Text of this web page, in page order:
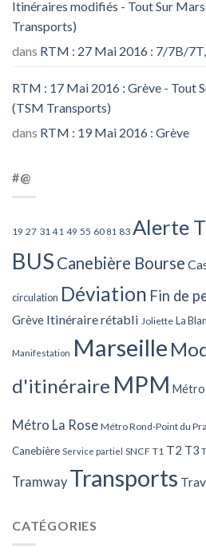
Itinéraires modifiés - Tout Sur
Transports)
dans RTM : 27 Mai 2016 : 7/7B/
RTM : 17 Mai 2016 : Grève - Tout
(TSM Transports)
dans RTM : 19 Mai 2016 : Grève
#@
19 27 31 41 49 55 60 81 83 Alerte
BUS Canebière Bourse
circulation Déviation Fin de
Grève Itinéraire rétabli Joliette La
Manifestation Marseille
d'itinéraire MPM Métro
Métro La Rose Métro Rond-Point du
Canebière Service partiel SNCF T1 T2 T3
Tramway Transports
CATÉGORIES